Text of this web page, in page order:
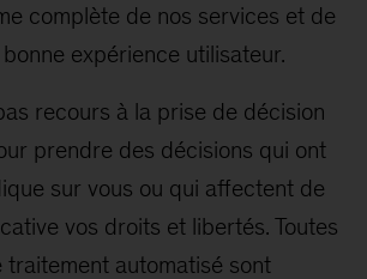
complète de nos services et de
expérience utilisateur.
recours à la prise de décision
prendre des décisions qui ont
sur vous ou qui affectent de
vos droits et libertés. Toutes
traitement automatisé sont